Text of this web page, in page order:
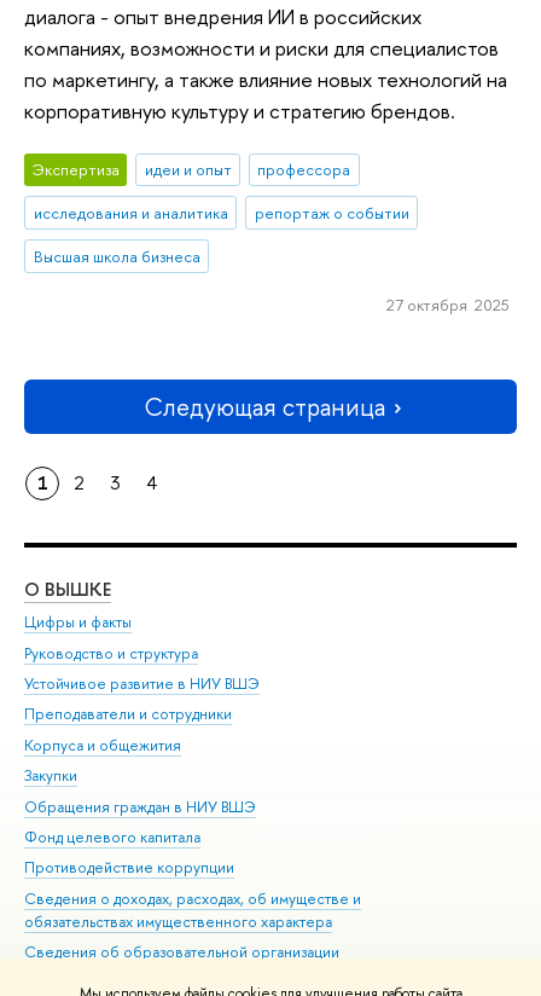
диалога - опыт внедрения ИИ в российских
компаниях, возможности и риски для специалистов
по маркетингу, а также влияние новых технологий на
корпоративную культуру и стратегию брендов.
Экспертиза идеи и опыт
профессора
исследования и аналитика
репортаж о событии
Высшая школа бизнеса
27 октября 2025
Следующая страница
1 2 3 4
О ВЫШКЕ
Цифры и факты
Руководство и структура
Устойчивое развитие в НИУ ВШЭ
Преподаватели и сотрудники
Корпуса и общежития
Закупки
Обращения граждан в НИУ ВШЭ
Фонд целевого капитала
Противодействие коррупции
Сведения о доходах, расходах, об имуществе и
обязательствах имущественного характера
Сведения об образовательной организации
Людям с ограниченными возможностями здоровья